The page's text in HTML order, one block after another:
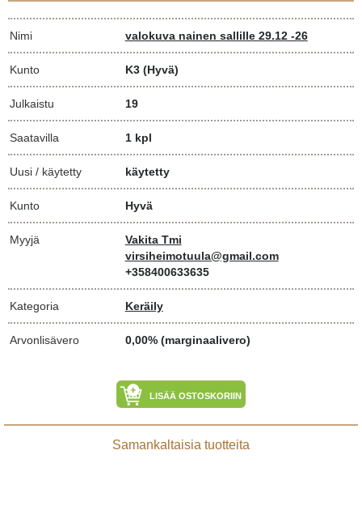
Nimi valokuva nainen sallille 29.12 -26
Kunto K3 (Hyvä)
Julkaistu 19
Saatavilla 1 kpl
Uusi / käytetty käytetty
Kunto Hyvä
Myyjä
Vakita Tmi
virsiheimotuula@gmail.com
+358400633635
Kategoria Keräily
Arvonlisävero 0,00% (marginaalivero)
LISÄÄ OSTOSKORIIN
Samankaltaisia tuotteita